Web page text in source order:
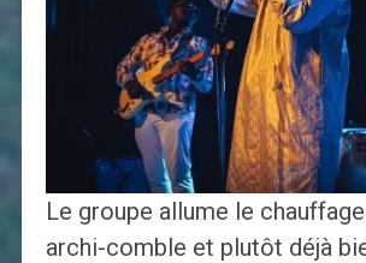
Le groupe allume le chauffage
archi-comble et plutôt déjà